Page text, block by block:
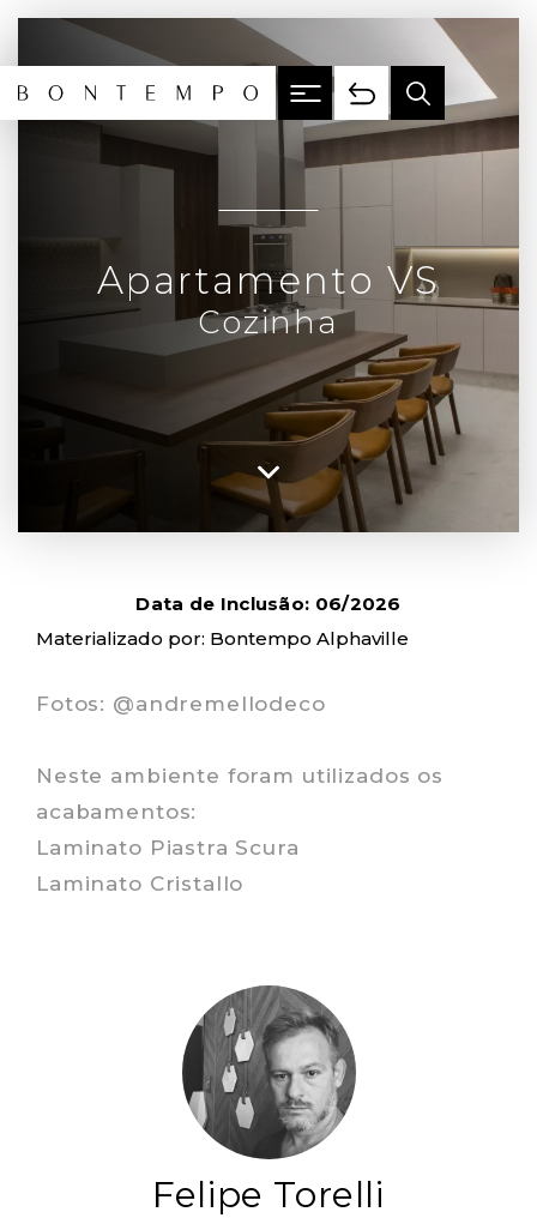
Apartamento VS
Cozinha
Data de Inclusão: 06/2026
Materializado por: Bontempo Alphaville
Fotos: @andremellodeco
Neste ambiente foram utilizados os
acabamentos:
Laminato Piastra Scura
Laminato Cristallo
Felipe Torelli